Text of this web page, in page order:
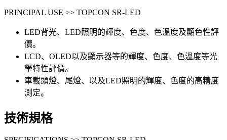
PRINCIPAL USE >> TOPCON SR-LED
LED背光、LED照明的輝度、色度、色溫度及顯色性評
價。
LCD、OLED以及顯示器等的輝度、色度、色溫度等光
學特性評價。
車載頭燈、尾燈、以及LED照明的輝度、色度的高精度
測定。
技術規格